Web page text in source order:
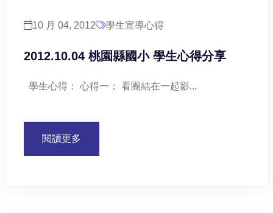
10 月 04, 2012 學生宣導心得
2012.10.04 桃園縣國小 學生心得分享
學生心得： 心得一： 看團結在一起影...
閱讀更多